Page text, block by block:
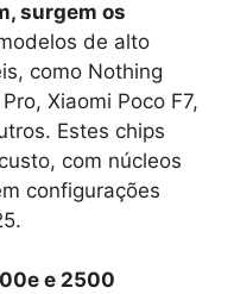
surgem os
de alto
como Nothing
Xiaomi Poco F7,
Estes chips
com núcleos
configurações
e 2500